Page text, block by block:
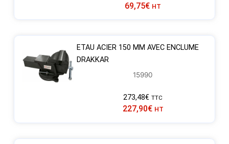
69,75€ HT
ETAU ACIER 150 MM AVEC ENCLUME
DRAKKAR
15990
273,48€ TTC
227,90€ HT